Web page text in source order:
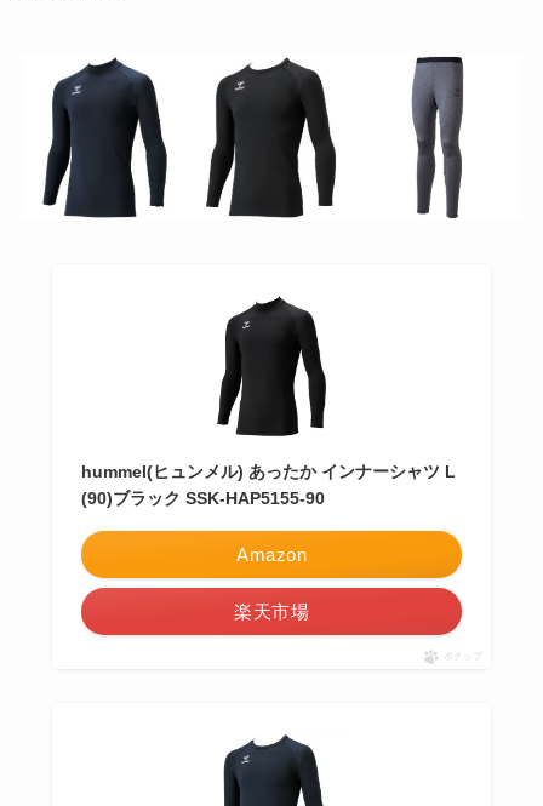
hummel(ヒュンメル) あったか インナーシャツ L
(90)ブラック SSK-HAP5155-90
Amazon
楽天市場
ポチップ